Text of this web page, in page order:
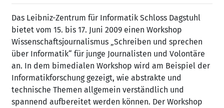
Das Leibniz-Zentrum für Informatik Schloss Dagstuhl
bietet vom 15. bis 17. Juni 2009 einen Workshop
Wissenschaftsjournalismus „Schreiben und sprechen
über Informatik“ für junge Journalisten und Volontäre
an. In dem bimedialen Workshop wird am Beispiel der
Informatikforschung gezeigt, wie abstrakte und
technische Themen allgemein verständlich und
spannend aufbereitet werden können. Der Workshop